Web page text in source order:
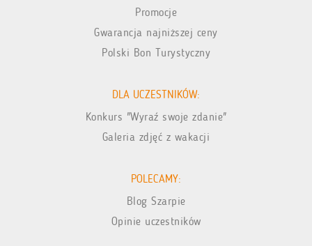
Promocje
Gwarancja najniższej ceny
Polski Bon Turystyczny
DLA UCZESTNIKÓW:
Konkurs "Wyraź swoje zdanie"
Galeria zdjęć z wakacji
POLECAMY:
Blog Szarpie
Opinie uczestników